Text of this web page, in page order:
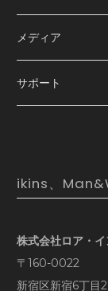
メディア
サポート
ikins、
株式会社ロア・
〒160-0022
新宿区新宿6丁目